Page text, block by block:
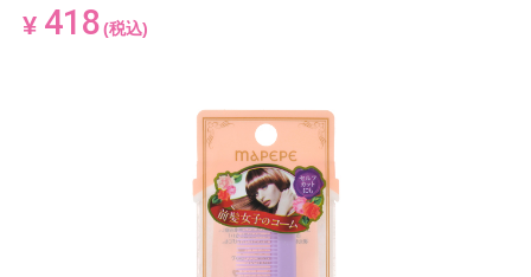
¥ 418 (税込)